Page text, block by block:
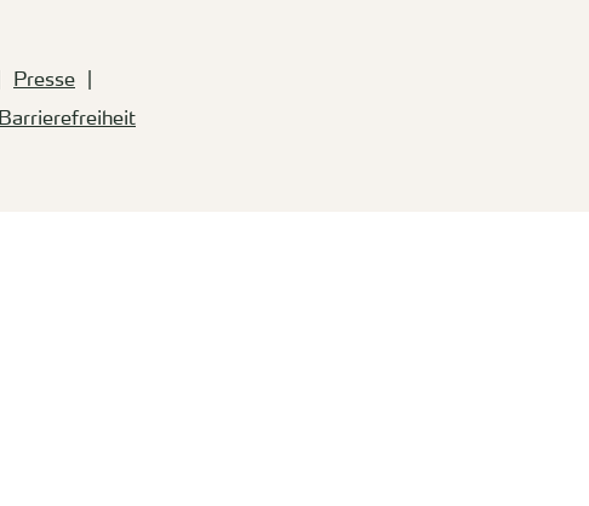
Presse
Barrierefreiheit